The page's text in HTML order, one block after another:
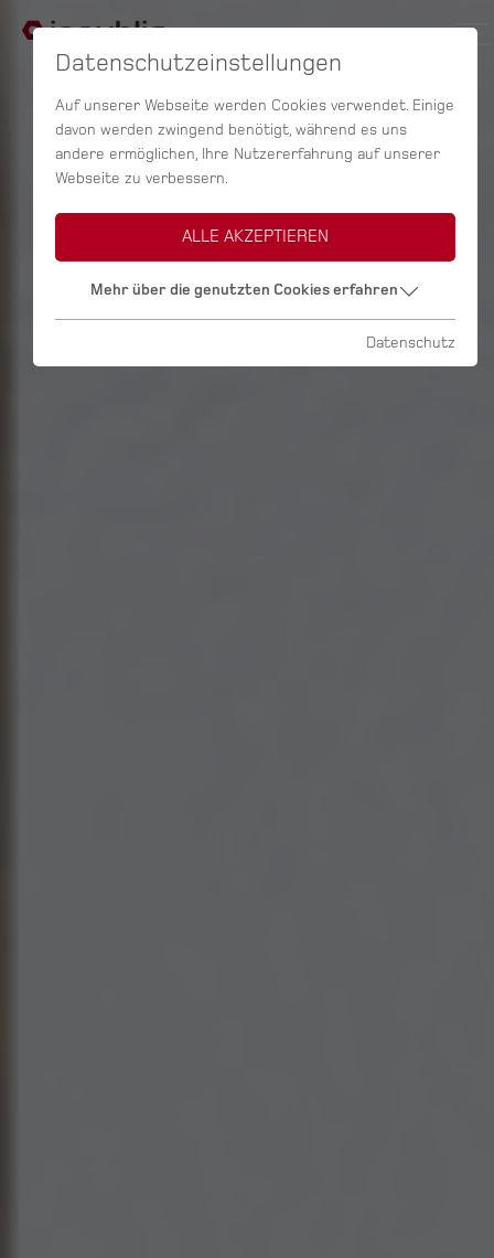
Datenschutzeinstellungen
Auf unserer Webseite werden Cookies verwendet. Einige
davon werden zwingend benötigt, während es uns
andere ermöglichen, Ihre Nutzererfahrung auf unserer
Webseite zu verbessern.
ALLE AKZEPTIEREN
Mehr über die genutzten Cookies erfahren
Datenschutz